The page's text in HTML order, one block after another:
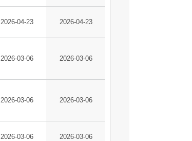
2026-04-23 2026-04-23
2026-03-06 2026-03-06
2026-03-06 2026-03-06
2026-03-06 2026-03-06